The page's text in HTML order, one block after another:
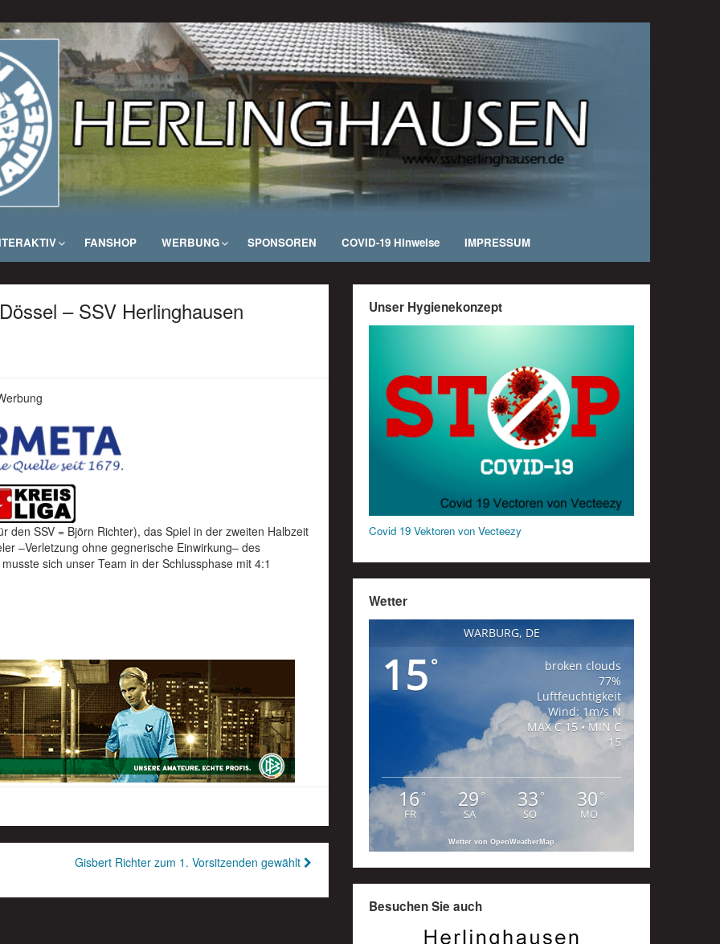
FANSHOP WERBUNG SPONSOREN COVID-19 Hinweise IMPRESSUM
– SSV Herlinghausen
den SSV = Björn Richter), das Spiel in der zweiten Halbzeit
–Verletzung ohne gegnerische Einwirkung– des
sich unser Team in der Schlussphase mit 4:1
Gisbert Richter zum 1. Vorsitzenden gewählt
Unser Hygienekonzept
Covid 19 Vektoren von Vecteezy
Wetter
WARBURG, DE
15°
broken clouds
77%
Luftfeuchtigkeit
Wind: 1m/s N
MAX C 15 • MIN C
15
16°
FR
29°
SA
33 °
SO
30 °
MO
Wetter von OpenWeatherMap
Besuchen Sie auch